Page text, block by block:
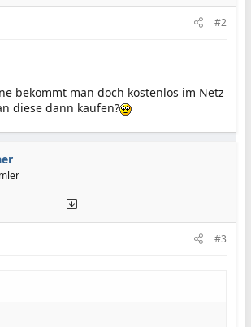
#2
bekommt man doch kostenlos im Netz
diese dann kaufen?
#3